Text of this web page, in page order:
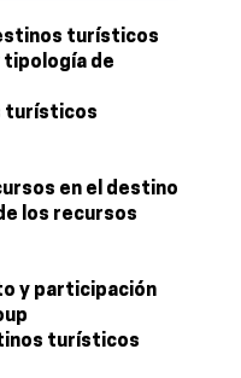
turísticos
tipología de
turísticos
en el destino
los recursos
y participación
turísticos